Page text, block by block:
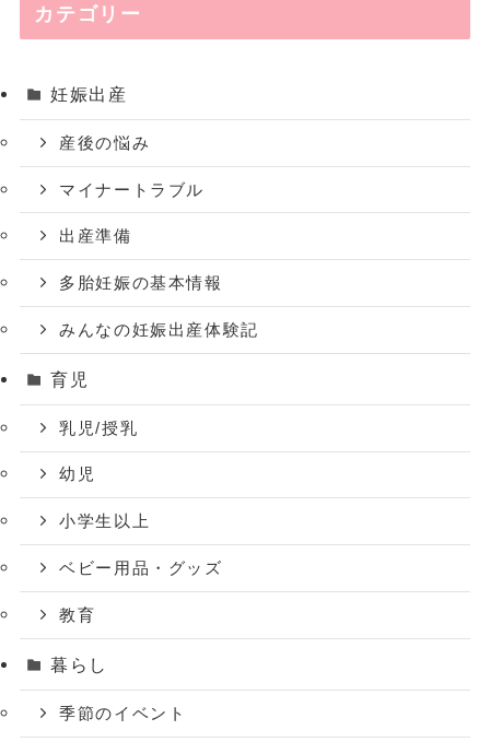
カテゴリー
妊娠出産
産後の悩み
マイナートラブル
出産準備
多胎妊娠の基本情報
みんなの妊娠出産体験記
育児
乳児/授乳
幼児
小学生以上
ベビー用品・グッズ
教育
暮らし
季節のイベント